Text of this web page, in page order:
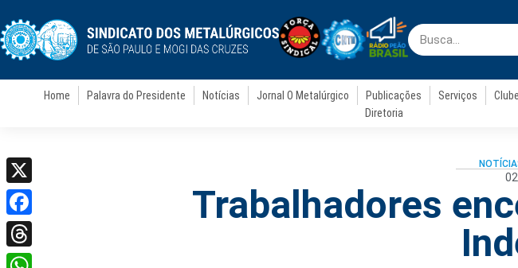
Home Palavra do Presidente Notícias Jornal O Metalúrgico Publicações Serviços
Diretoria
Trabalhadores
X
Facebook
Threads